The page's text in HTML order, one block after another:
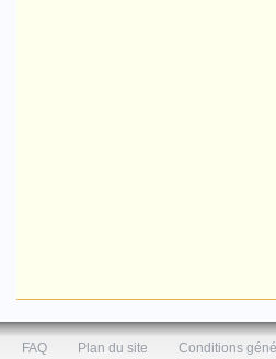
FAQ Plan du site Conditions